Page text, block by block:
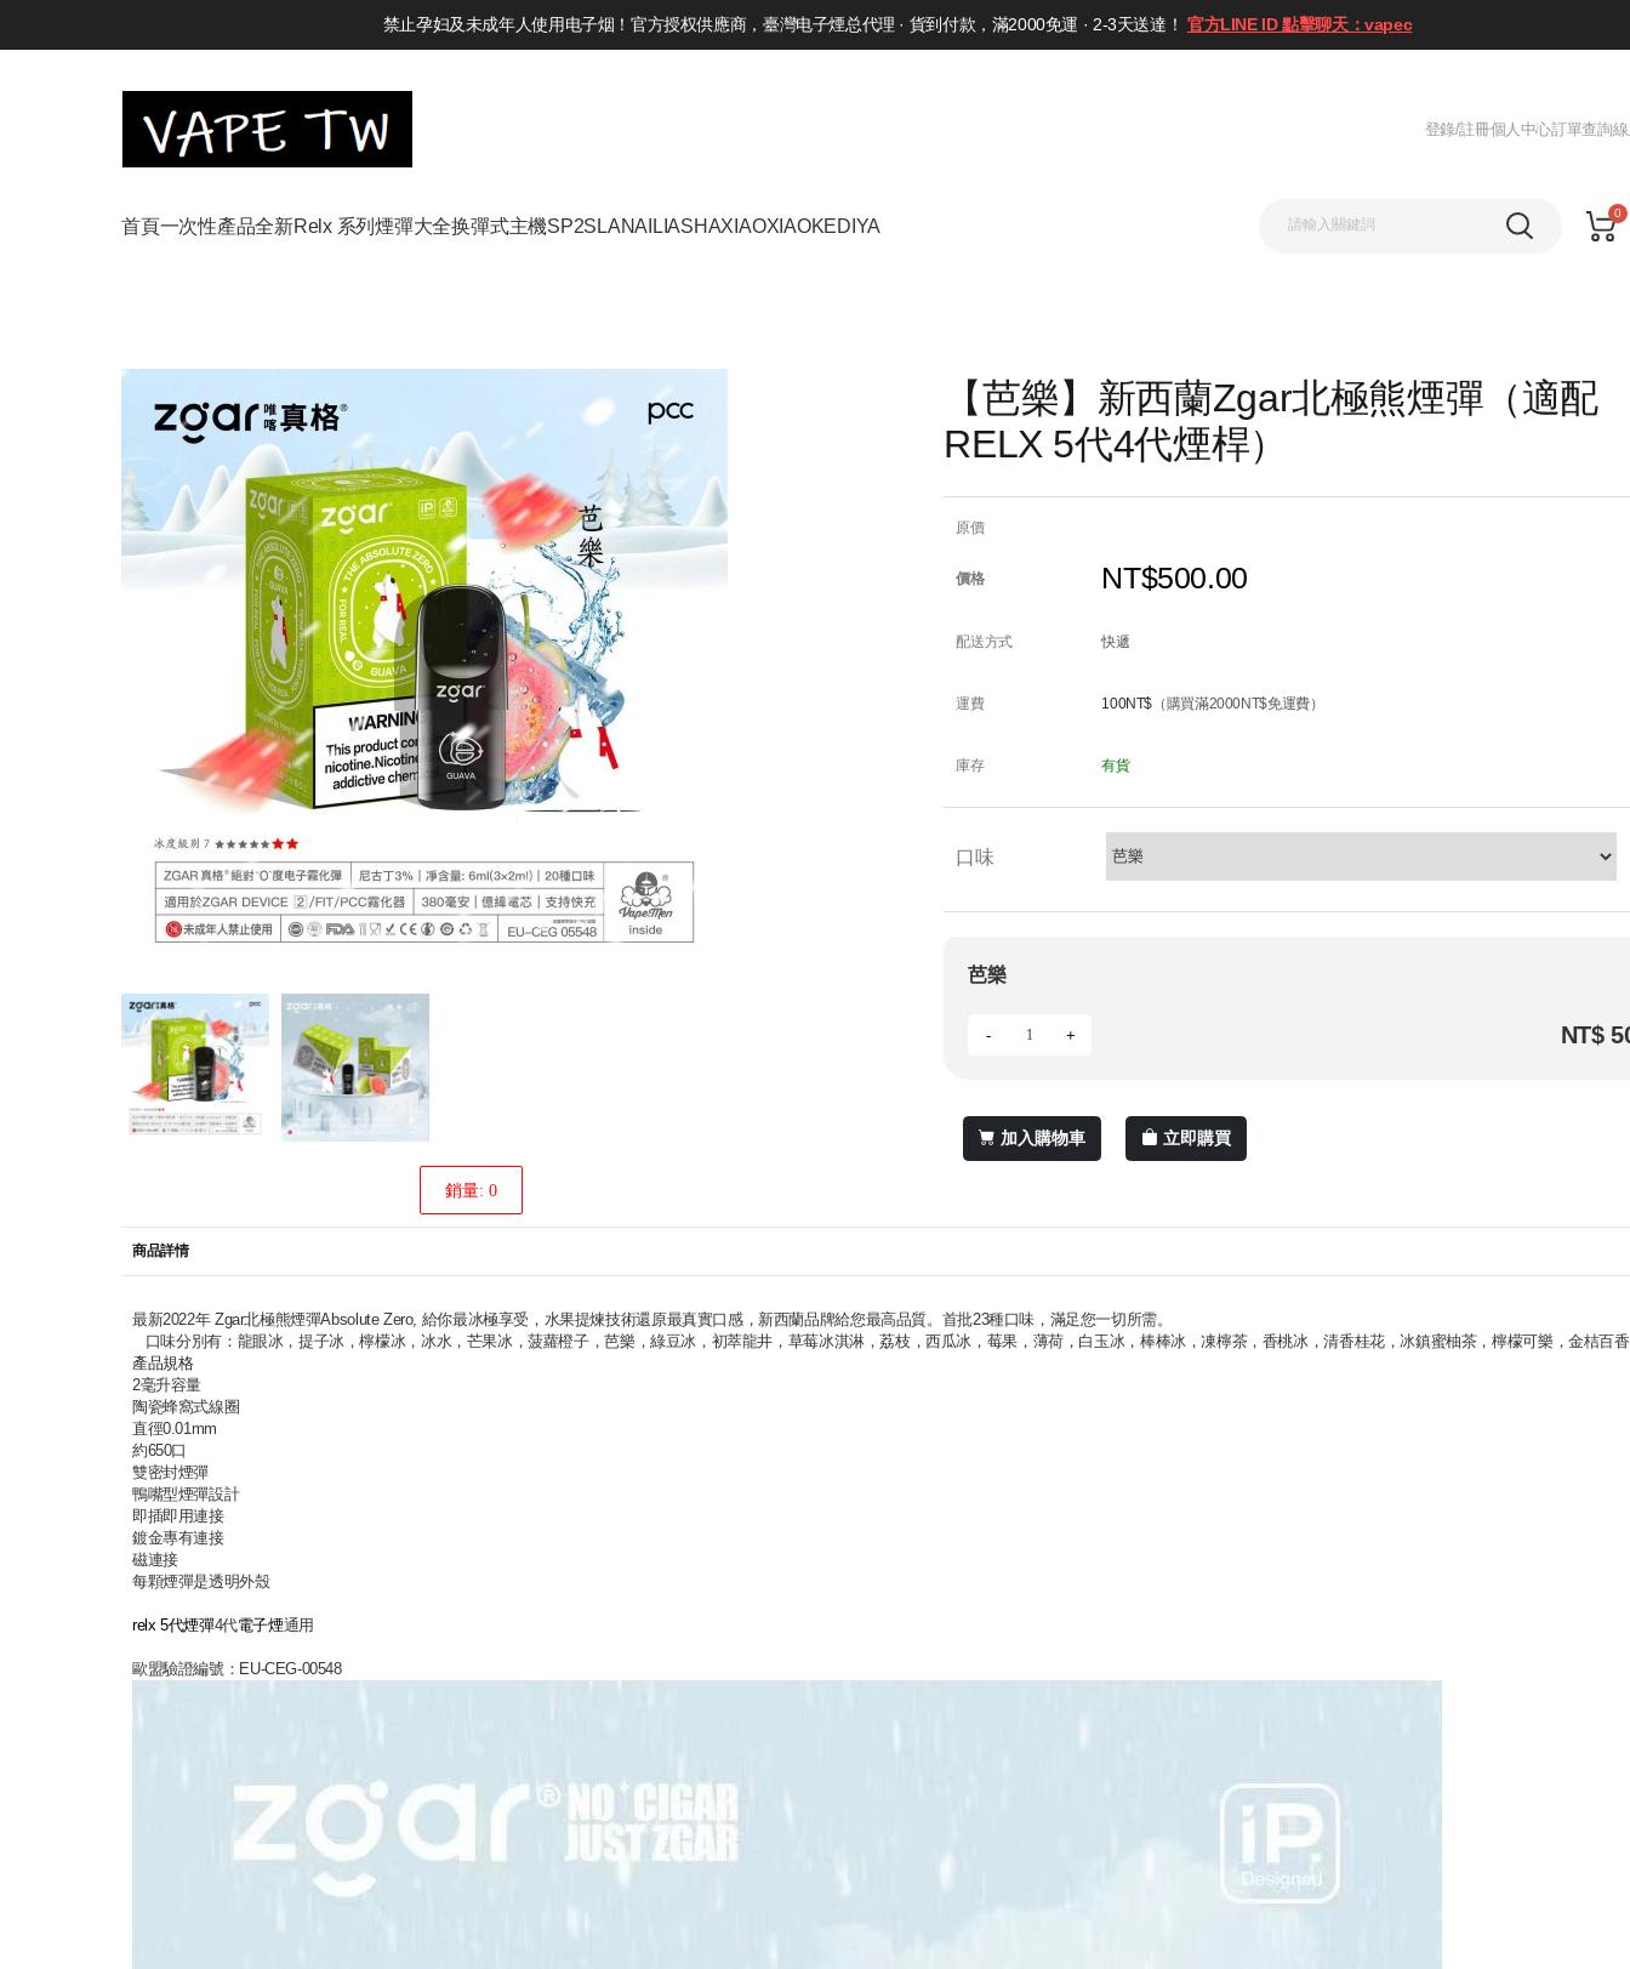
禁止孕妇及未成年人使用电子烟！官方授权供應商，臺灣电子煙总代理 · 貨到付款，滿2000免運 · 2-3天送達！ 官方LINE ID 點擊聊天：vapec
登錄/註冊個人中心訂單查詢
首頁一次性產品全新Relx 系列煙彈大全换彈式主機SP2S LANA ILIASHAXIAOXIAOKEDIYA
0
銷量: 0
【芭樂】新西蘭Zgar北極熊煙彈（適配
RELX 5代4代煙桿）
原價
價格 NT$500.00
配送方式 快遞
運費 100NT$ （購買滿2000NT$免運費）
庫存 有貨
口味
芭樂
- + NT$
加入購物車 立即購買
商品詳情
最新2022年 Zgar北極熊煙彈Absolute Zero, 給你最冰極享受，水果提煉技術還原最真實口感，新西蘭品牌給您最高品質。首批23種口味，滿足您一切所需。
口味分別有：龍眼冰，提子冰，檸檬冰，冰水，芒果冰，菠蘿橙子，芭樂，綠豆冰，初萃龍井，草莓冰淇淋，荔枝，西瓜冰，莓果，薄荷，白玉冰，棒棒冰，凍檸茶，香桃冰，清香桂花，冰鎮蜜柚茶，檸檬可樂，金桔百
產品規格
2毫升容量
陶瓷蜂窩式線圈
直徑0.01mm
約650口
雙密封煙彈
鴨嘴型煙彈設計
即插即用連接
鍍金專有連接
磁連接
每顆煙彈是透明外殼
relx 5代煙彈4代電子煙通用
歐盟驗證編號：EU-CEG-00548